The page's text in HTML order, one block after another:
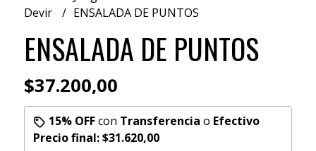
Devir
ENSALADA DE PUNTOS
ENSALADA DE PUNTOS
$37.200,00
15% OFFcon Transferencia o Efectivo
Precio final:$31.620,00